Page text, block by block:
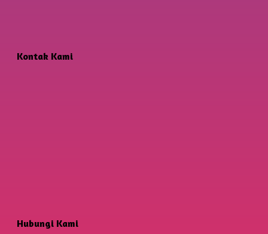
Kontak Kami
Hubungi Kami